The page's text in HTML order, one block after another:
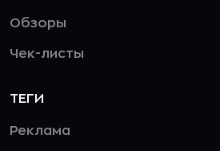
Обзоры
Чек-листы
ТЕГИ
Реклама